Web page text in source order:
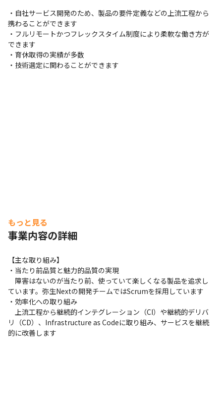
・自社サービス開発のため、製品の要件定義などの上流工程から
携わることができます
・フルリモートかつフレックスタイム制度により柔軟な働き方が
できます
・育休取得の実績が多数
・技術選定に関わることができます
もっと見る
事業内容の詳細
【主な取り組み】
・当たり前品質と魅力的品質の実現
障害はないのが当たり前、使っていて楽しくなる製品を追求し
ています。弥生Nextの開発チームではScrumを採用しています
・効率化への取り組み
上流工程から継続的インテグレーション（CI）や継続的デリバ
リ（CD）、Infrastructure as Codeに取り組み、サービスを継続
的に改善します